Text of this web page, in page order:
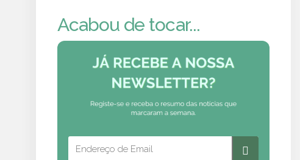
Acabou de tocar...